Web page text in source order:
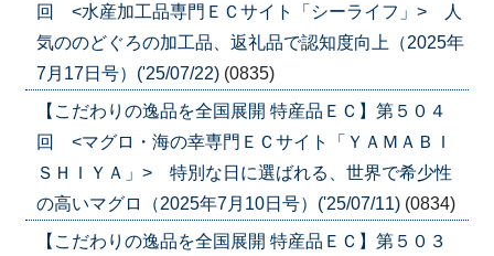
回 <水産加工品専門ＥＣサイト「シーライフ」> 人
気ののどぐろの加工品、返礼品で認知度向上（2025年
7月17日号）('25/07/22) (0835)
【こだわりの逸品を全国展開 特産品ＥＣ】第５０４
回 <マグロ・海の幸専門ＥＣサイト「ＹＡＭＡＢＩ
ＳＨＩＹＡ」> 特別な日に選ばれる、世界で希少性
の高いマグロ（2025年7月10日号）('25/07/11) (0834)
【こだわりの逸品を全国展開 特産品ＥＣ】第５０３